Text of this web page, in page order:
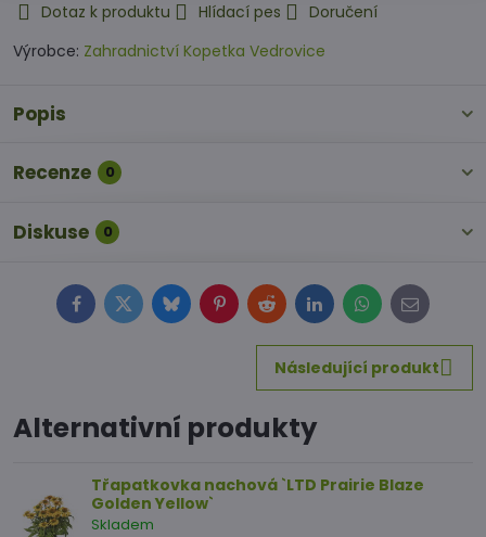
Dotaz k produktu Hlídací pes
Doručení
Výrobce: Zahradnictví Kopetka Vedrovice
Popis
Recenze 0
Diskuse 0
FacebookTwitterBlueskyPinterestRedditLinkedInWhatsApp
E-
mail
Následující produkt
Alternativní produkty
Třapatkovka nachová `LTD Prairie Blaze
Golden Yellow`
Skladem